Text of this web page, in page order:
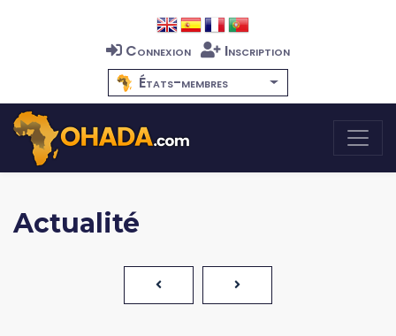
Connexion
Inscription
États-membres
Actualité